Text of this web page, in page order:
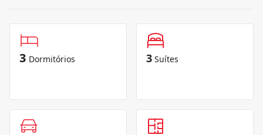
3 Dormitórios 3 Suítes